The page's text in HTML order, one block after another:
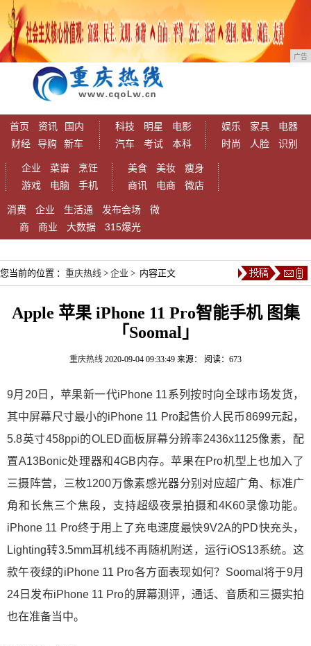
广告
首页 资讯
国内
财经
导购 新车
科技 明星
电影
汽车
考试 本科
娱乐 家具
电器
时尚
人脸 识别
企业 菜谱
烹饪
游戏
电脑 手机
美食 美妆
瘦身
商讯
电商 微店
消费 企业 生活通 发布会场
微
商
商业 大数据 315爆光
您当前的位置 ： 重庆热线 > 企业 > 内容正文
Apple 苹果 iPhone 11 Pro智能手机 图集
「Soomal」
重庆热线 2020-09-04 09:33:49 来源： 阅读：673
9月20日，苹果新一代iPhone 11系列按时向全球市场发货，
其中屏幕尺寸最小的iPhone 11 Pro起售价人民币8699元起，
5.8英寸458ppi的OLED面板屏幕分辨率2436x1125像素，配
置A13Bonic处理器和4GB内存。苹果在Pro机型上也加入了
三摄阵营，三枚1200万像素感光器分别对应超广角、标准广
角和长焦三个焦段，支持超级夜景拍摄和4K60录像功能。
iPhone 11 Pro终于用上了充电速度最快9V2A的PD快充头，
Lighting转3.5mm耳机线不再随机附送，运行iOS13系统。这
款午夜绿的iPhone 11 Pro各方面表现如何？Soomal将于9月
24日发布iPhone 11 Pro的屏幕测评，通话、音质和三摄实拍
也在准备当中。